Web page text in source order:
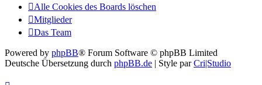
Alle Cookies des Boards löschen
Mitglieder
Das Team
Powered by phpBB® Forum Software © phpBB Limited
Deutsche Übersetzung durch phpBB.de | Style parCri|Studio